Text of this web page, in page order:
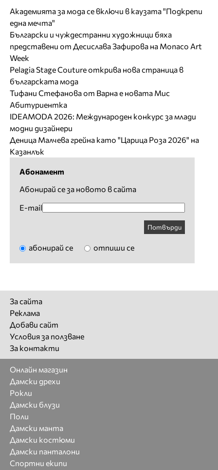
Академията за мода се включи в каузата "Подкрепи
една мечта"
Български и чуждестранни художници бяха
представени от Десислава Зафирова на Monaco Art
Week
Pelagia Stage Couture открива нова страница в
българската мода
Тифани Стефанова от Варна е новата Мис
Абитуриентка
IDEAMODA 2026: Международен конкурс за млади
модни дизайнери
Деница Малчева грейна като "Царица Роза 2026" на
Казанлък
Абонамент
Абонирай се за новото в сайта
E-mail
Потвърди
абонирай се отпиши се
За сайта
Реклама
Добави сайт
Условия за ползване
За контакти
Онлайн магазин
Дамски дрехи
Рокли
Дамски блузи
Поли
Дамски манта
Дамски костюми
Дамски панталони
Спортни екипи